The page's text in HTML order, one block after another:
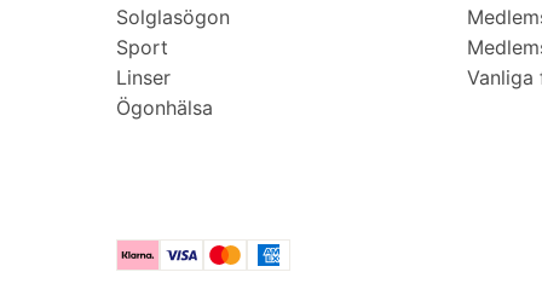
Solglasögon
Sport
Linser
Ögonhälsa
Vanliga
KlarnaVisa MastercardAmerican Express